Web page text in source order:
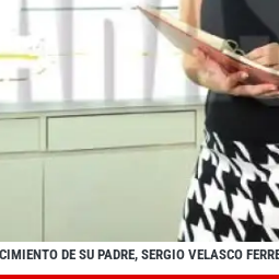
DE SU PADRE, SERGIO VELASCO